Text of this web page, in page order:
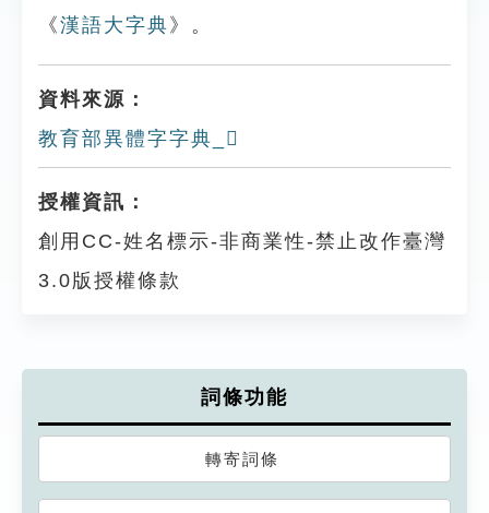
《漢語大字典 》。
資料來源：
教育部異體字字典_𨉗
授權資訊：
創用CC-姓名標示-非商業性-禁止改作臺灣
3.0版授權條款
詞條功能
轉寄詞條